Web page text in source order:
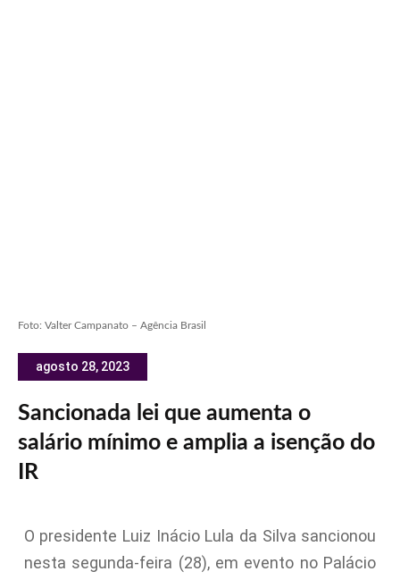
Foto: Valter Campanato – Agência Brasil
agosto 28, 2023
Sancionada lei que aumenta o
salário mínimo e amplia a isenção do
IR
O presidente Luiz Inácio Lula da Silva sancionou
nesta segunda-feira (28), em evento no Palácio